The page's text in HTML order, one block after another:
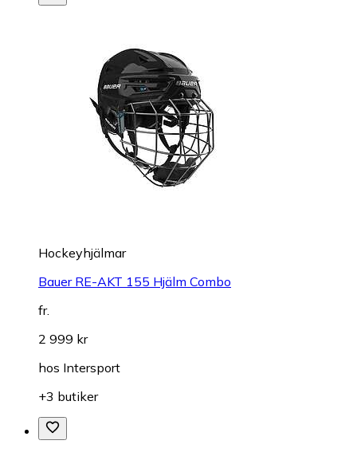
Hockeyhjälmar
Bauer RE-AKT 155 Hjälm Combo
fr.
2 999 kr
hos Intersport
+3 butiker